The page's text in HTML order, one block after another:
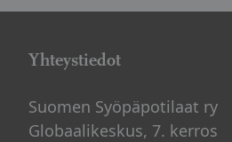
Yhteystiedot
Suomen Syöpäpotilaat ry
Globaalikeskus, 7. kerros